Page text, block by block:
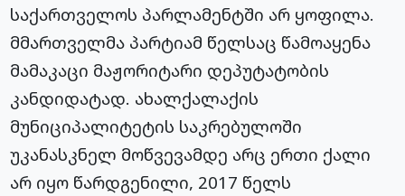
საქართველოს პარლამენტში არ ყოფილა.
მმართველმა პარტიამ წელსაც წამოაყენა
მამაკაცი მაჟორიტარი დეპუტატობის
კანდიდატად. ახალქალაქის
მუნიციპალიტეტის საკრებულოში
უკანასკნელ მოწვევამდე არც ერთი ქალი
არ იყო წარდგენილი, 2017 წელს